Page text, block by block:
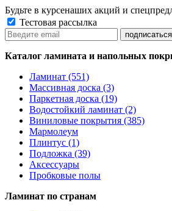
Будьте в курсенаших акций и
Тестовая рассылка
Каталог ламината и напольных
Ламинат (551)
Массивная доска (3)
Паркетная доска (19)
Водостойкий ламинат (2)
Виниловые покрытия (385)
Мармолеум
Плинтус (1)
Подложка (39)
Аксессуары
Пробковые полы
Ламинат по странам